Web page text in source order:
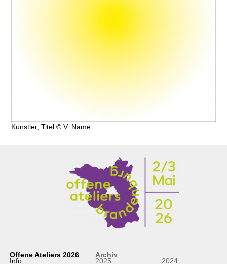
Künstler, Titel © V. Name
Offene Ateliers 2026
Info
Archiv
2025 2024